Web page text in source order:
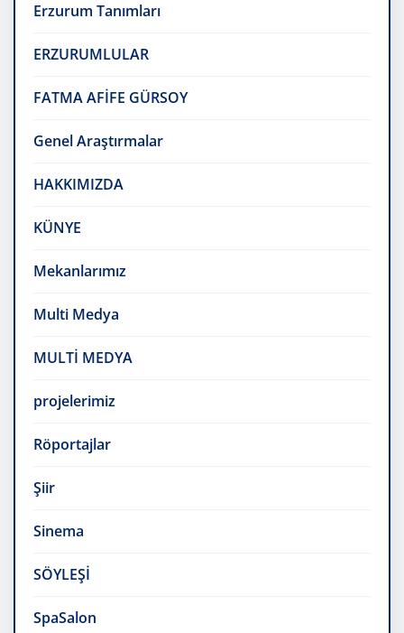
Erzurum Tanımları
ERZURUMLULAR
FATMA AFİFE GÜRSOY
Genel Araştırmalar
HAKKIMIZDA
KÜNYE
Mekanlarımız
Multi Medya
MULTİ MEDYA
projelerimiz
Röportajlar
Şiir
Sinema
SÖYLEŞİ
SpaSalon